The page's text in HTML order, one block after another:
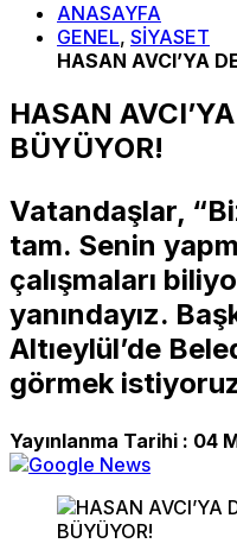
ANASAYFA
GENEL, SİYASET
HASAN AVCI’YA
HASAN
BÜYÜYOR!
Vatandaşlar,
tam. Senin
çalışmaları
yanındayız.
Altıeylül’de
görmek
Yayınlanma Tarihi : 04